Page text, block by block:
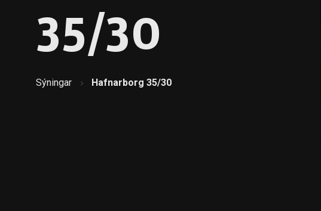
35/30
Sýningar Hafnarborg 35/30